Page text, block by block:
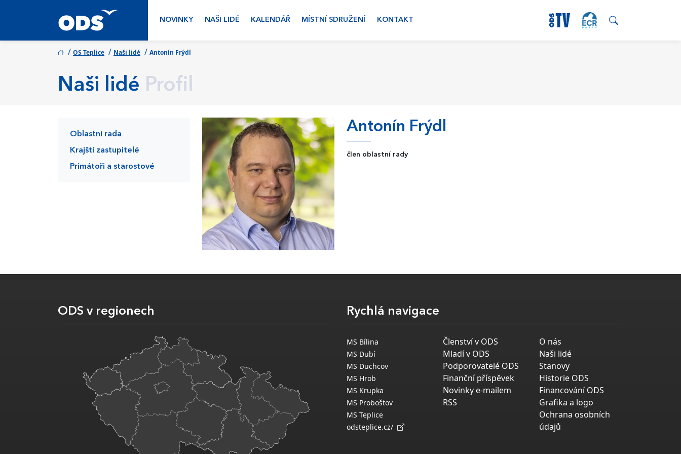
NOVINKY NAŠI LIDÉ KALENDÁŘ MÍSTNÍ SDRUŽENÍ KONTAKT
/ OS Teplice / Naši lidé / Antonín Frýdl
Naši lidé Profil
Oblastní rada
Krajští zastupitelé
Primátoři a starostové
Antonín Frýdl
člen oblastní rady
ODS v regionech Rychlá navigace
MS Bílina
MS Dubí
MS Duchcov
MS Hrob
MS Krupka
MS Proboštov
MS Teplice
odsteplice.cz/
Členství v ODS
Mladí v ODS
Podporovatelé ODS
Finanční příspěvek
Novinky e-mailem
RSS
O nás
Naši lidé
Stanovy
Historie ODS
Financování ODS
Grafika a logo
Ochrana osobních
údajů